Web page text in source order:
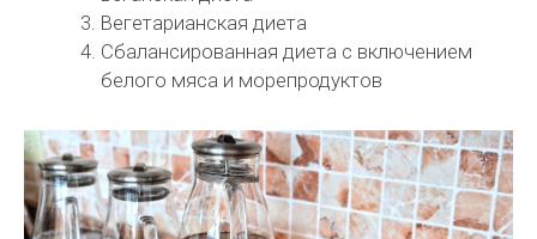
Вегетарианская диета
Сбалансированная диета с включением
белого мяса и морепродуктов